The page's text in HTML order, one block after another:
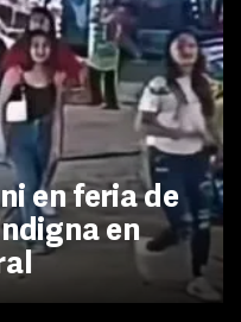
en feria de
en